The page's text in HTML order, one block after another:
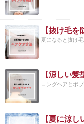
夏になると抜け
ロングヘアとボ